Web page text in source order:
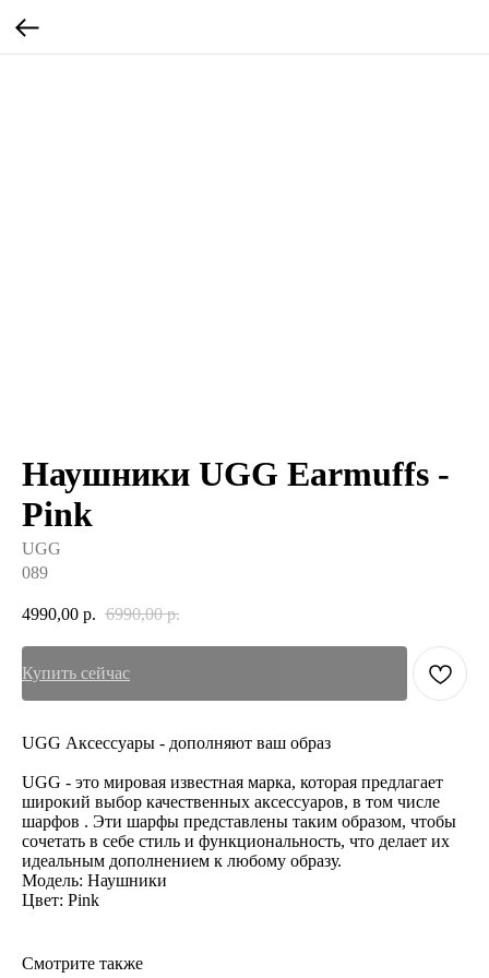
Наушники UGG Earmuffs -
Pink
UGG
089
4990,00 р. 6990,00 р.
Купить сейчас
UGG Аксессуары - дополняют ваш образ
UGG - это мировая известная марка, которая предлагает
широкий выбор качественных аксессуаров, в том числе
шарфов . Эти шарфы представлены таким образом, чтобы
сочетать в себе стиль и функциональность, что делает их
идеальным дополнением к любому образу.
Модель: Наушники
Цвет: Pink
Смотрите также